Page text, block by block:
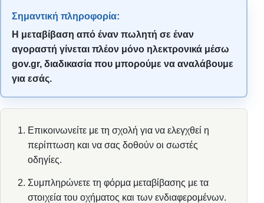
Σημαντική πληροφορία:
Η μεταβίβαση από έναν πωλητή σε έναν
αγοραστή γίνεται πλέον μόνο ηλεκτρονικά μέσω
gov.gr, διαδικασία που μπορούμε να αναλάβουμε
για εσάς.
Επικοινωνείτε με τη σχολή για να ελεγχθεί η
περίπτωση και να σας δοθούν οι σωστές
οδηγίες.
Συμπληρώνετε τη φόρμα μεταβίβασης με τα
στοιχεία του οχήματος και των ενδιαφερομένων.